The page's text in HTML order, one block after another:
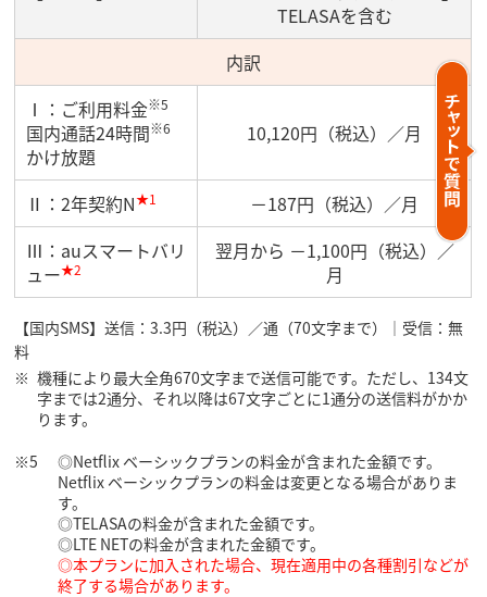
TELASAを含む
内訳
Ⅰ：ご利用料金※5
国内通話24時間※6
かけ放題
10,120円（税込）／月
Ⅱ：2年契約N★1
－187円（税込）／月
Ⅲ：auスマートバリ
ュー★2
翌月から －1,100円（税込）／
月
【国内SMS】送信：3.3円（税込）／通（70文字まで）｜受信：無
料
機種により最大全角670文字まで送信可能です。ただし、134文
字までは2通分、それ以降は67文字ごとに1通分の送信料がかか
ります。
◎Netflix ベーシックプランの料金が含まれた金額です。
Netflix ベーシックプランの料金は変更となる場合がありま
す。
◎TELASAの料金が含まれた金額です。
◎LTE NETの料金が含まれた金額です。
◎本プランに加入された場合、現在適用中の各種割引などが
終了する場合があります。